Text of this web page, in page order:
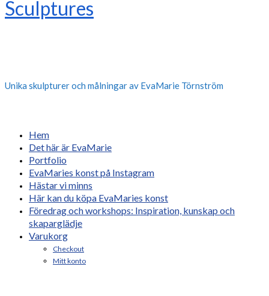
Unika skulpturer och målningar av EvaMarie Törnström
Hem
Det här är EvaMarie
Portfolio
EvaMaries konst på Instagram
Hästar vi minns
Här kan du köpa EvaMaries konst
Föredrag och workshops: Inspiration, kunskap och
skaparglädje
Varukorg
Checkout
Mitt konto